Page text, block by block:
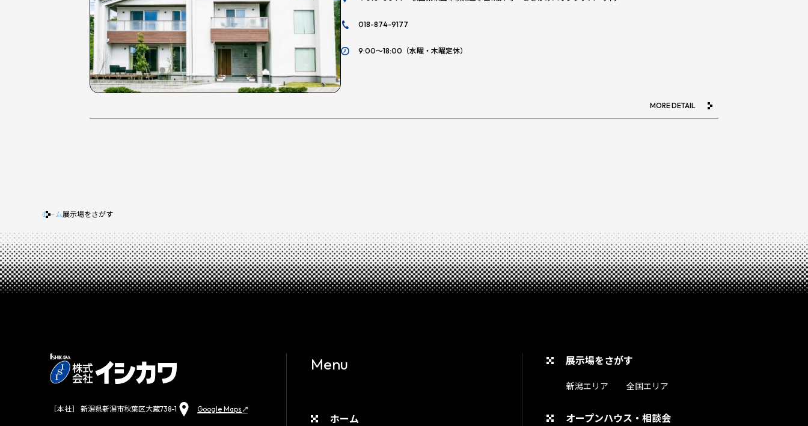
018-874-9177
9:00～18:00（水曜・木曜定休）
MORE DETAIL
ホーム展示場をさがす
［本社］ 新潟県新潟市秋葉区大蔵738-1 Google Maps
Menu
ホーム
展示場をさがす
新潟エリア 全国エリア
オープンハウス・相談会